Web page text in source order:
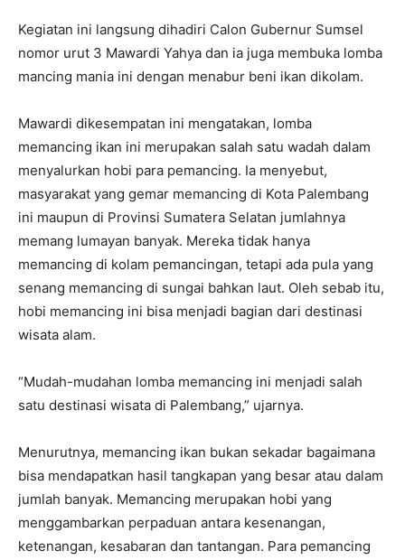
Kegiatan ini langsung dihadiri Calon Gubernur Sumsel
nomor urut 3 Mawardi Yahya dan ia juga membuka lomba
mancing mania ini dengan menabur beni ikan dikolam.
Mawardi dikesempatan ini mengatakan, lomba
memancing ikan ini merupakan salah satu wadah dalam
menyalurkan hobi para pemancing. Ia menyebut,
masyarakat yang gemar memancing di Kota Palembang
ini maupun di Provinsi Sumatera Selatan jumlahnya
memang lumayan banyak. Mereka tidak hanya
memancing di kolam pemancingan, tetapi ada pula yang
senang memancing di sungai bahkan laut. Oleh sebab itu,
hobi memancing ini bisa menjadi bagian dari destinasi
wisata alam.
“Mudah-mudahan lomba memancing ini menjadi salah
satu destinasi wisata di Palembang,” ujarnya.
Menurutnya, memancing ikan bukan sekadar bagaimana
bisa mendapatkan hasil tangkapan yang besar atau dalam
jumlah banyak. Memancing merupakan hobi yang
menggambarkan perpaduan antara kesenangan,
ketenangan, kesabaran dan tantangan. Para pemancing